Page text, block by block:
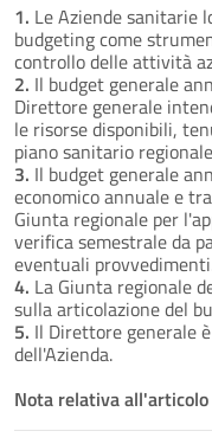
1. Le Aziende sanitarie
budgeting come
controllo delle attività
2. Il budget generale
Direttore generale
le risorse disponibili,
piano sanitario
3. Il budget generale
economico annuale e
Giunta regionale per
verifica semestrale da
eventuali
4. La Giunta regionale
sulla articolazione del
5. Il Direttore generale
dell'Azienda.
Nota relativa